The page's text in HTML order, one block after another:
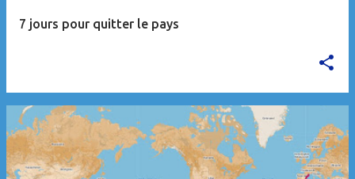
7 jours pour quitter le pays